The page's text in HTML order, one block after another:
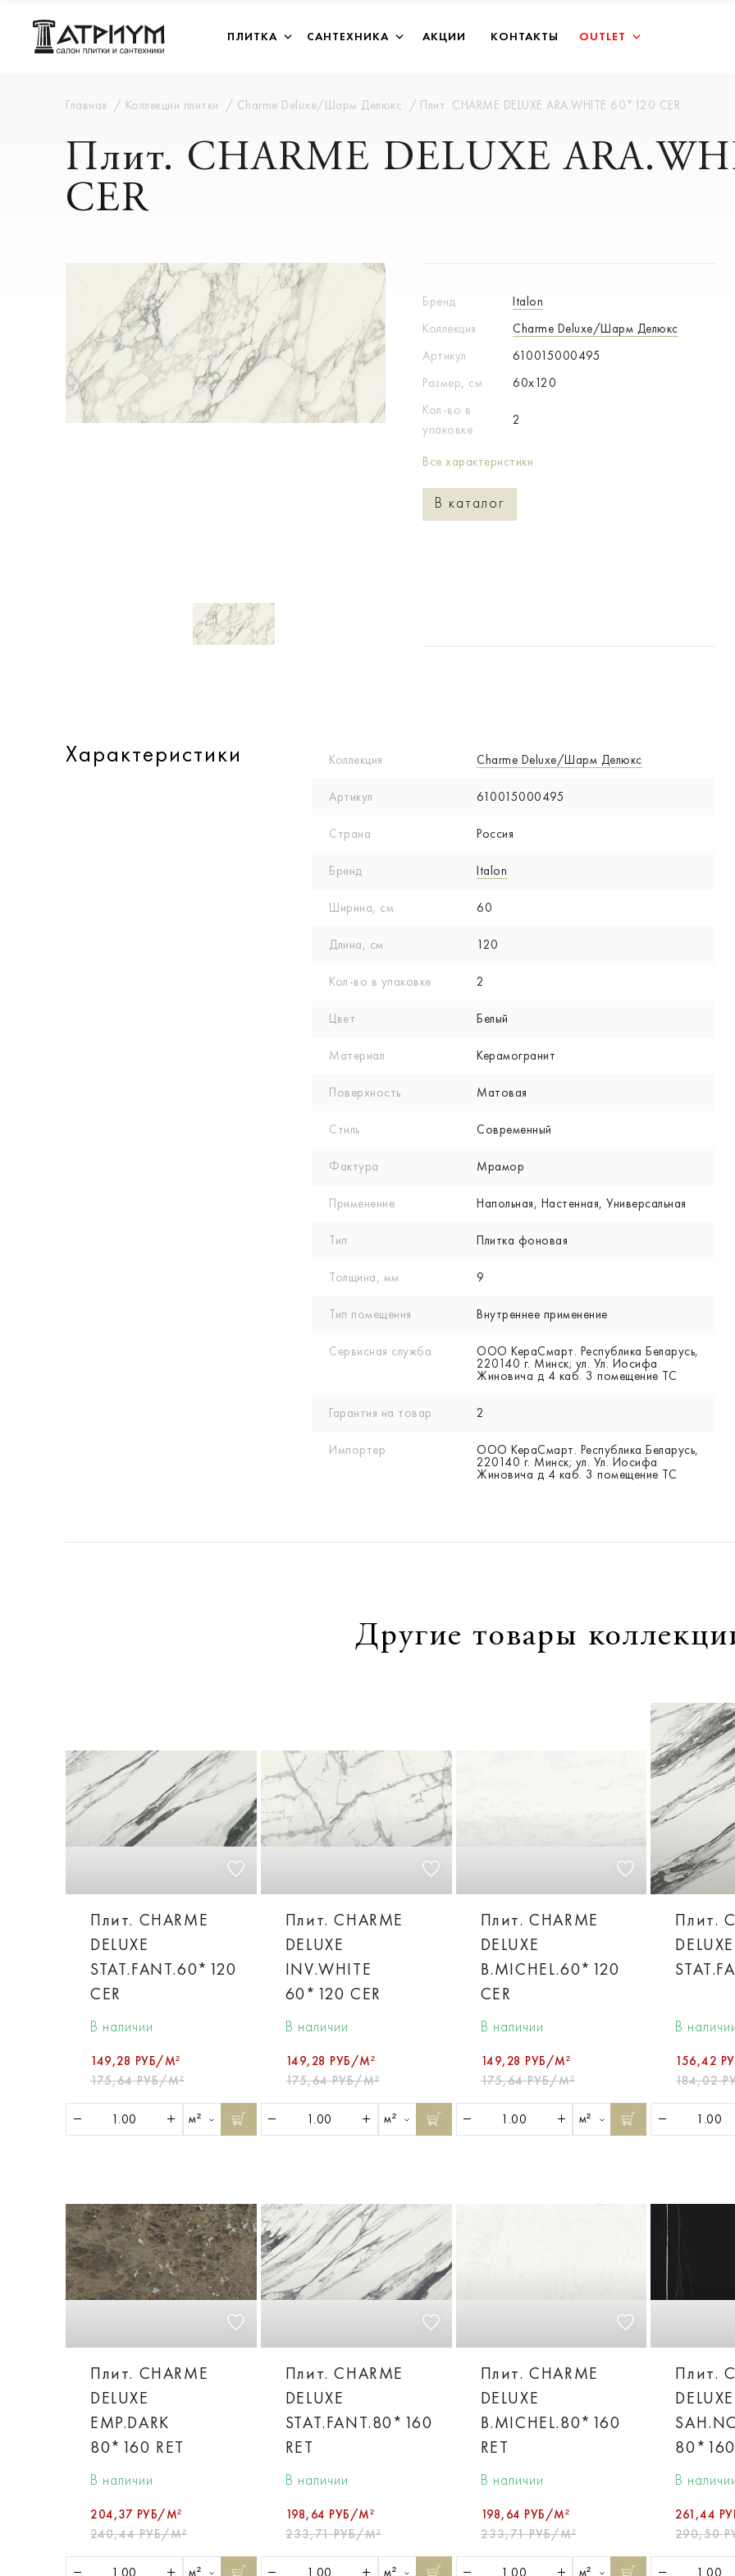
ПЛИТКА САНТЕХНИКА АКЦИИ КОНТАКТЫ OUTLET
Главная Коллекции плитки Charme Deluxe/Шарм Делюкс Плит. CHARME DELUXE ARA.WHITE 60*120 CER
Плит. CHARME DELUXE
CER
Бренд
Italon
Коллекция
Charme Deluxe/Шарм Делюкс
Артикул
610015000495
Размер, см
60x120
Кол-во в
упаковке
2
Все характеристики
В каталог
Характеристики Коллекция Charme Deluxe/Шарм Делюкс
Артикул 610015000495
Страна Россия
Бренд Italon
Ширина, см 60
Длина, см 120
Кол-вo в упаковке 2
Цвет Белый
Материал Керамогранит
Поверхность Матовая
Стиль Современный
Фактура Мрамор
Применение Напольная, Настенная, Универсальная
Тип Плитка фоновая
Толщина, мм 9
Тип помещения Внутреннее применение
Сервисная служба
ООО КераСмарт. Республика Беларусь,
220140 г. Минск; ул. Ул. Иосифа
Жиновича д 4 каб. 3 помещение ТС
Гарантия на товар 2
Импортер
ООО КераСмарт. Республика Беларусь,
220140 г. Минск; ул. Ул. Иосифа
Жиновича д 4 каб. 3 помещение ТС
Другие товары
Плит. CHARME
DELUXE
STAT.FANT.60*120
CER
В наличии
149,28 РУБ/М²
175,64 РУБ/М²
м²
Плит. CHARME
DELUXE
INV.WHITE
60*120 CER
В наличии
149,28 РУБ/М²
175,64 РУБ/М²
м²
Плит. CHARME
DELUXE
B.MICHEL.60*120
CER
В наличии
149,28 РУБ/М²
175,64 РУБ/М²
м²
Плит.
DELUXE
В
156,42
184,02
Плит. CHARME
DELUXE
EMP.DARK
80*160 RET
В наличии
204,37 РУБ/М²
240,44 РУБ/М²
м²
Плит. CHARME
DELUXE
STAT.FANT.80*160
RET
В наличии
198,64 РУБ/М²
233,71 РУБ/М²
м²
Плит. CHARME
DELUXE
B.MICHEL.80*160
RET
В наличии
198,64 РУБ/М²
233,71 РУБ/М²
м²
Плит.
DELUXE
В
261,44
290,50